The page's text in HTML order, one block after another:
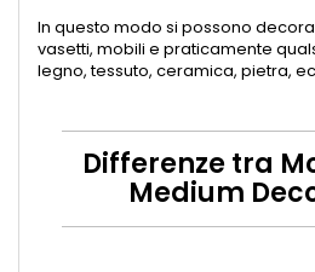
In questo modo si possono
vasetti, mobili e praticamente
legno, tessuto, ceramica, pietra,
Differenze tra
Medium